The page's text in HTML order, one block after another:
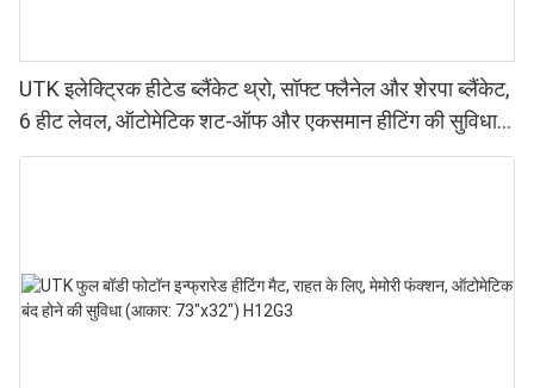
UTK इलेक्ट्रिक हीटेड ब्लैंकेट थ्रो, सॉफ्ट फ्लैनेल और शेरपा ब्लैंकेट,
6 हीट लेवल, ऑटोमेटिक शट-ऑफ और एकसमान हीटिंग की सुविधा
के साथ।